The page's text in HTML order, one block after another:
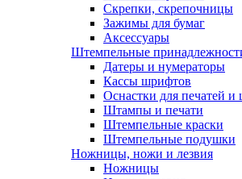
Скрепки, скрепочницы
Зажимы для бумаг
Аксессуары
Штемпельные
Датеры и нумераторы
Кассы шрифтов
Оснастки для печатей и
Штампы и печати
Штемпельные краски
Штемпельные подушки
Ножницы, ножи и лезвия
Ножницы